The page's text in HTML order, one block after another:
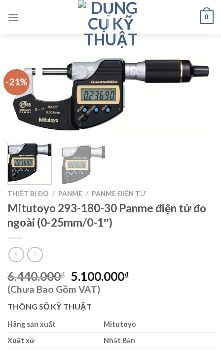
0
-21%
THIẾT BỊ ĐO / PANME / PANME ĐIỆN TỬ
Mitutoyo 293-180-30 Panme điện tử đo
ngoài (0-25mm/0-1″)
6.440.000₫ Giá
gốc
là:
6.440.000₫.
5.100.000₫Giá
5.100.000₫.
(Chưa Bao Gồm VAT)
THÔNG SỐ KỸ THUẬT
Hãng sản xuất
Mitutoyo
Xuất xứ
Nhật Bản